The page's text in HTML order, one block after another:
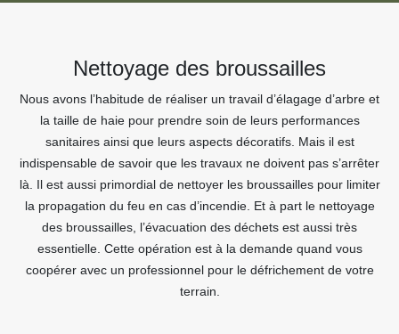
Nettoyage des broussailles
Nous avons l’habitude de réaliser un travail d’élagage d’arbre et
la taille de haie pour prendre soin de leurs performances
sanitaires ainsi que leurs aspects décoratifs. Mais il est
indispensable de savoir que les travaux ne doivent pas s’arrêter
là. Il est aussi primordial de nettoyer les broussailles pour limiter
la propagation du feu en cas d’incendie. Et à part le nettoyage
des broussailles, l’évacuation des déchets est aussi très
essentielle. Cette opération est à la demande quand vous
coopérer avec un professionnel pour le défrichement de votre
terrain.